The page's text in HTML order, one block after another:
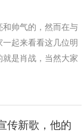
帅气的，然而在与
起来看看这几位明
是肖战，当然大家
传新歌，他的